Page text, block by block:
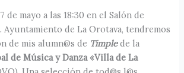
de mayo a las 18:30 en el Salón de
Ayuntamiento de La Orotava, tendremos
de mis alumn@s de Timplede la
de Música y Danza «Villa de La